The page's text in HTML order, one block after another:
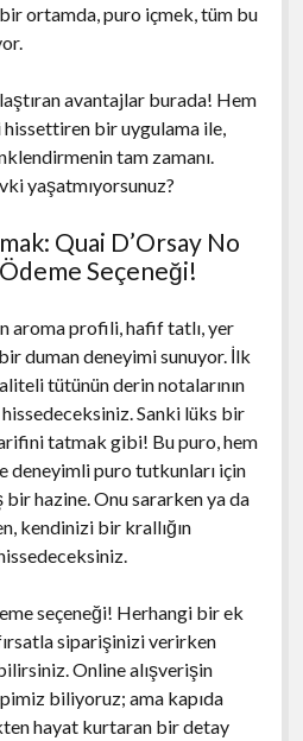
ortamda, puro içmek, tüm bu
avantajlar burada! Hem
bir uygulama ile,
tam zamanı.
yaşatmıyorsunuz?
Quai D’Orsay No
Ödeme Seçeneği!
aroma profili, hafif tatlı, yer
duman deneyimi sunuyor. İlk
tütünün derin notalarının
hissedeceksiniz. Sanki lüks bir
tatmak gibi! Bu puro, hem
deneyimli puro tutkunları için
hazine. Onu sararken ya da
kendinizi bir krallığın
seçeneği! Herhangi bir ek
siparişinizi verirken
Online alışverişin
biliyoruz; ama kapıda
hayat kurtaran bir detay